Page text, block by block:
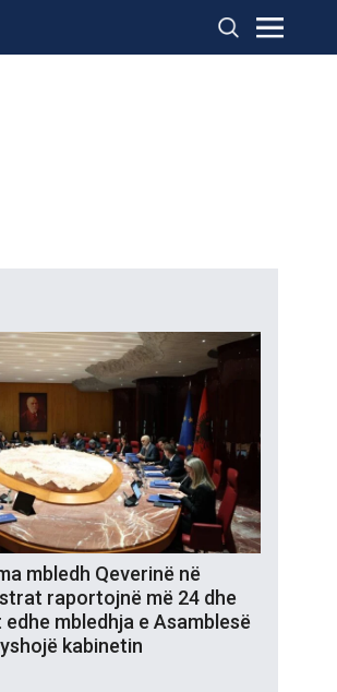
mbledh Qeverinë në
raportojnë më 24 dhe
mbledhja e Asamblesë
kabinetin